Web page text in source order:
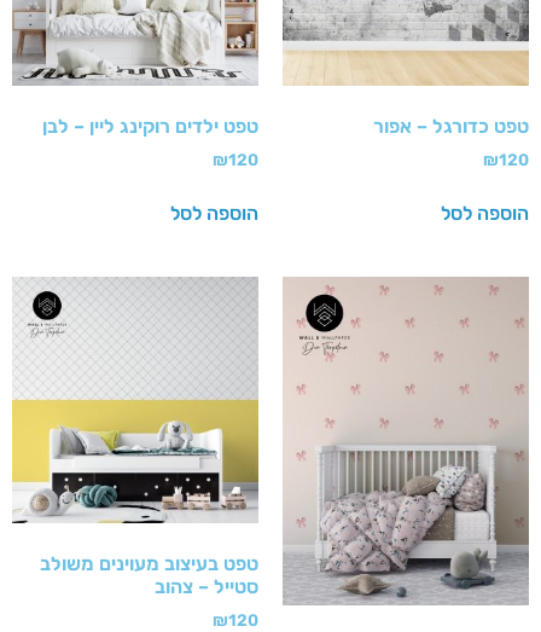
טפט כדורגל – אפור
₪120
הוספה לסל
טפט ילדים רוקינג ליין – לבן
₪120
הוספה לסל
טפט בעיצוב מעוינים משולב
סטייל – צהוב
₪120